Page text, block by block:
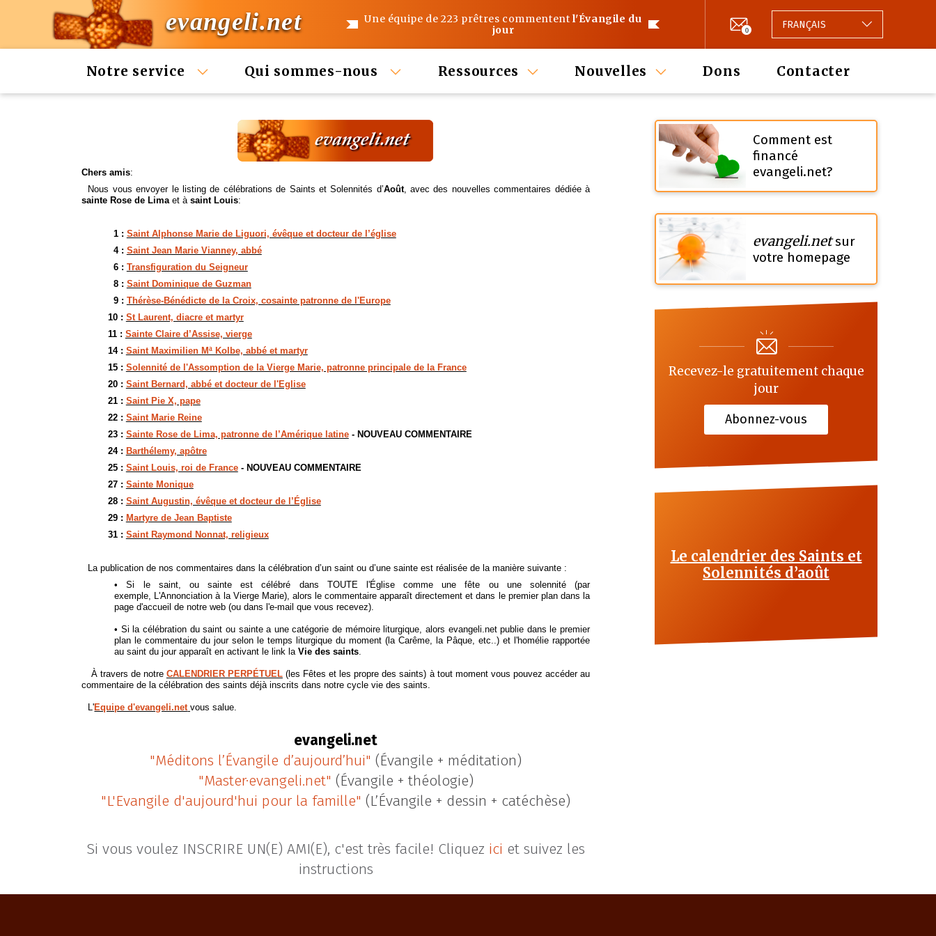
evangeli.net Une équipe de 223 prêtres commententl'Évangile du
jour
0 FRANÇAIS
Notre service Qui sommes-nous Ressources Nouvelles Dons Contacter
Chers amis:
Nous vous envoyer le listing de célébrations de Saints et Solennités d’Août, avec des nouvelles commentaires dédiée à
sainte Rose de Lima et àsaint Louis:
1 : Saint Alphonse Marie de Liguori, évêque et docteur de l’église
4 : Saint Jean Marie Vianney, abbé
6 : Transfiguration du Seigneur
8 : Saint Dominique de Guzman
9 : Thérèse-Bénédicte de la Croix, cosainte patronne de l'Europe
10 : St Laurent, diacre et martyr
11 : Sainte Claire d’Assise, vierge
14 : Saint Maximilien Mª Kolbe, abbé et martyr
15 : Solennité de l'Assomption de la Vierge Marie, patronne principale de la France
20 : Saint Bernard, abbé et docteur de l'Eglise
21 : Saint Pie X, pape
22 : Saint Marie Reine
23 : Sainte Rose de Lima, patronne de l’Amérique latine- NOUVEAU COMMENTAIRE
24 : Barthélemy, apôtre
25 : Saint Louis, roi de France- NOUVEAU COMMENTAIRE
27 : Sainte Monique
28 : Saint Augustin, évêque et docteur de l’Église
29 : Martyre de Jean Baptiste
31 : Saint Raymond Nonnat, religieux
La publication de nos commentaires dans la célébration d’un saint ou d’une sainte est réalisée de la manière suivante :
•Si le saint, ou sainte est célébré dans TOUTE l'Église comme une fête ou une solennité (par
exemple, L'Annonciation à la Vierge Marie), alors le commentaire apparaît directement et dans le premier plan dans la
page d'accueil de notre web (ou dans l'e-mail que vous recevez).
• Si la célébration du saint ou sainte a une catégorie de mémoire liturgique, alors evangeli.net publie dans le premier
plan le commentaire du jour selon le temps liturgique du moment (la Carême, la Pâque, etc..) et l'homélie rapportée
au saint du jour apparaît en activant le link laVie des saints.
À travers de notre CALENDRIER PERPÉTUEL(les Fêtes et les propre des saints) à tout moment vous pouvez accéder au
commentaire de la célébration des saints déjà inscrits dans notre cycle vie des saints.
L'Equipe d'evangeli.net vous salue.
evangeli.net
"Méditons l’Évangile d’aujourd’hui" (Évangile + méditation)
"Master·evangeli.net" (Évangile + théologie)
"L'Evangile d'aujourd'hui pour la famille" (L’Évangile + dessin + catéchèse)
Si vous voulez INSCRIRE UN(E) AMI(E), c'est très facile! Cliquez ici et suivez les
instructions
Comment est
financé
evangeli.net?
evangeli.netsur
votre homepage
Recevez-le gratuitement chaque
jour
Abonnez-vous
Le calendrier des Saints et
Solennités d’août